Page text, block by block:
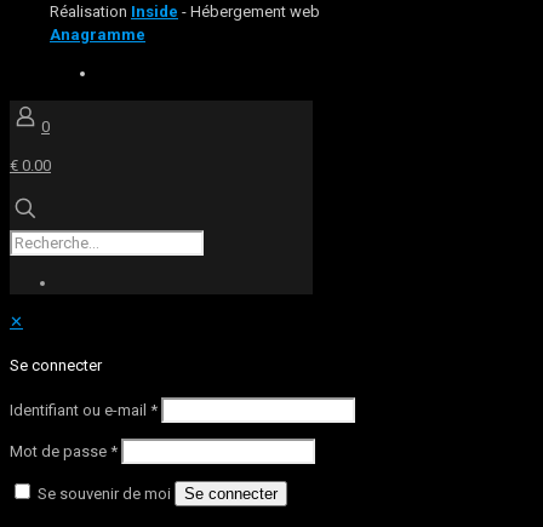
Réalisation Inside - Hébergement web
Anagramme
0
€ 0.00
✕
Se connecter
Identifiant ou e-mail *
Mot de passe *
Se souvenir de moi Se connecter